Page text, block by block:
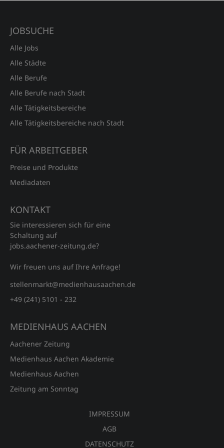
JOBSUCHE
Alle Jobs
Alle Städte
Alle Berufe
Alle Berufe nach Stadt
Alle Tätigkeitsbereiche
Alle Tätigkeitsbereiche nach Stadt
FÜR ARBEITGEBER
Preise und Produkte
Mediadaten
KONTAKT
Sie interessieren sich für eine
Schaltung auf
jobs.aachener‑zeitung.de?
Wir freuen uns auf Ihre Anfrage!
stellenmarkt@medienhausaachen.de
+49 (241) 5101 - 232
MEDIENHAUS AACHEN
Aachener Zeitung
Medienhaus Aachen Akademie
Medienhaus Aachen
Zeitung am Sonntag
IMPRESSUM
AGB
DATENSCHUTZ